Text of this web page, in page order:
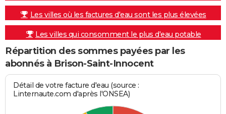
Les villes où les factures d'eau sont les plus élevées
Les villes qui consomment le plus d'eau potable
Répartition des sommes payées par les
abonnés à Brison-Saint-Innocent
Détail de votre facture d'eau (source :
Linternaute.com d'après l'ONSEA)